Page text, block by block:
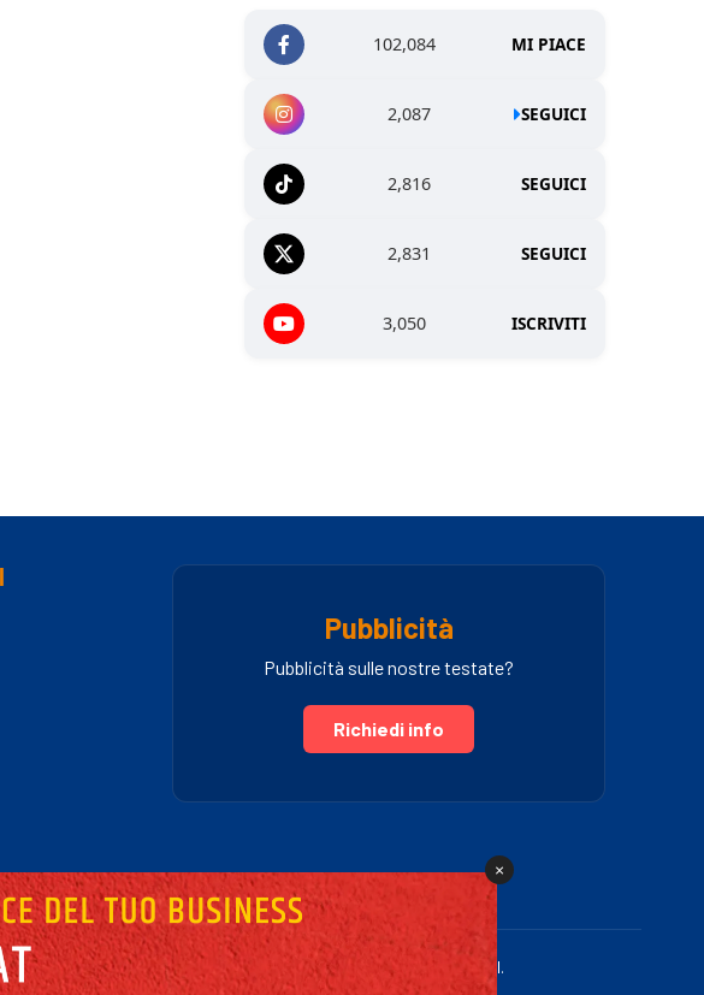
102,084 MI PIACE
2,087 SEGUICI
2,816 SEGUICI
2,831 SEGUICI
3,050 ISCRIVITI
Pubblicità
Pubblicità sulle nostre testate?
Richiedi info
Simona Gambaro | P.IVA 03005460781 | Powered by Fullmidia s.r.l.
×